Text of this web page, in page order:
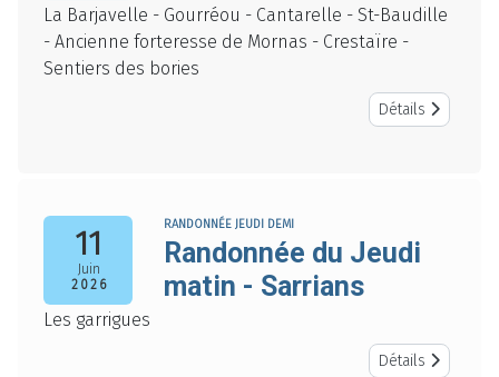
La Barjavelle - Gourréou - Cantarelle - St-Baudille
- Ancienne forteresse de Mornas - Crestaïre -
Sentiers des bories
Détails
11
Juin
2026
RANDONNÉE JEUDI DEMI
Randonnée du Jeudi
matin - Sarrians
Les garrigues
Détails